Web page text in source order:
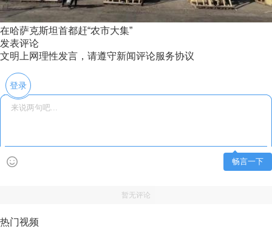
在哈萨克斯坦首都赶“农市大集”
发表评论
文明上网理性发言，请遵守新闻评论服务协议
登录
畅言一下
暂无评论
热门视频